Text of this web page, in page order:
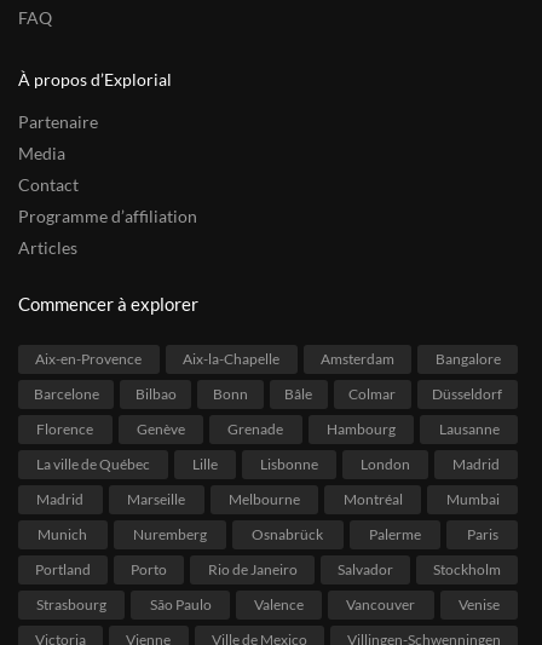
FAQ
À propos d’Explorial
Partenaire
Media
Contact
Programme d’affiliation
Articles
Commencer à explorer
Aix-en-Provence Aix-la-Chapelle Amsterdam
Bangalore
Barcelone
Bilbao Bonn Bâle Colmar
Düsseldorf
Florence
Genève Grenade Hambourg
Lausanne
La ville de Québec
Lille Lisbonne London
Madrid
Madrid
Marseille Melbourne Montréal
Mumbai
Munich
Nuremberg Osnabrück Palerme
Paris
Portland
Porto Rio de Janeiro Salvador
Stockholm
Strasbourg
São Paulo Valence Vancouver
Venise
Victoria
Vienne Ville de Mexico Villingen-Schwenningen